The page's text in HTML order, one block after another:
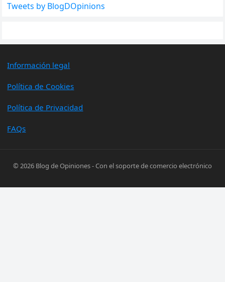
Tweets by BlogDOpinions
Información legal
Política de Cookies
Política de Privacidad
FAQs
© 2026 Blog de Opiniones- Con el soporte decomercio electrónico